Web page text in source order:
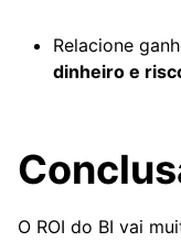
Relacione
dinheiro e
O ROI do BI vai